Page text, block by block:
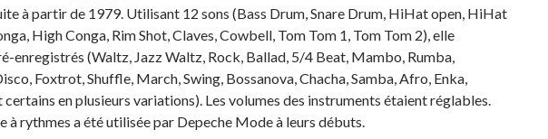
à partir de 1979. Utilisant 12 sons (Bass Drum, Snare Drum, HiHat open, HiHat
High Conga, Rim Shot, Claves, Cowbell, Tom Tom 1, Tom Tom 2), elle
enregistrés (Waltz, Jazz Waltz, Rock, Ballad, 5/4 Beat, Mambo, Rumba,
Foxtrot, Shuffle, March, Swing, Bossanova, Chacha, Samba, Afro, Enka,
certains en plusieurs variations). Les volumes des instruments étaient réglables.
à rythmes a été utilisée par Depeche Mode à leurs débuts.